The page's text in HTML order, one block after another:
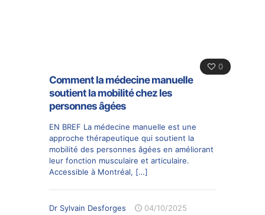
0
Comment la médecine manuelle
soutient la mobilité chez les
personnes âgées
EN BREF La médecine manuelle est une
approche thérapeutique qui soutient la
mobilité des personnes âgées en améliorant
leur fonction musculaire et articulaire.
Accessible à Montréal, […]
Dr Sylvain Desforges 04/10/2025